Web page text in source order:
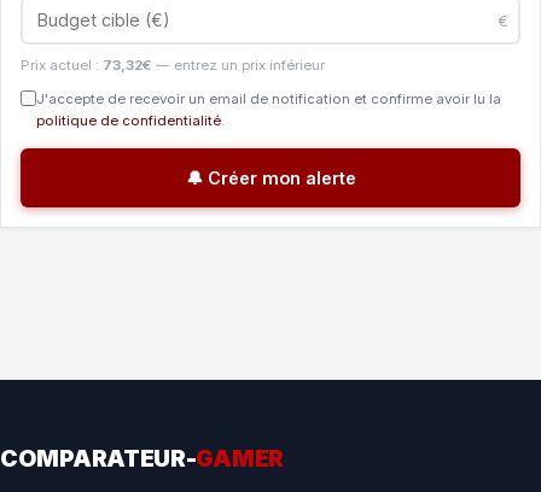
€
Prix actuel : 73,32€ — entrez un prix inférieur
J'accepte de recevoir un email de notification et confirme avoir lu la
politique de confidentialité
🔔 Créer mon alerte
COMPARATEUR-GAMER